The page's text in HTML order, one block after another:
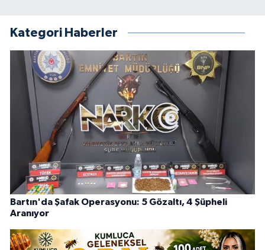
Kategori Haberler
Bartın'da Şafak Operasyonu: 5 Gözaltı, 4 Şüpheli
Aranıyor